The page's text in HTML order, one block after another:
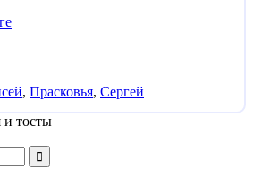
, Прасковья, Сергей
и тосты